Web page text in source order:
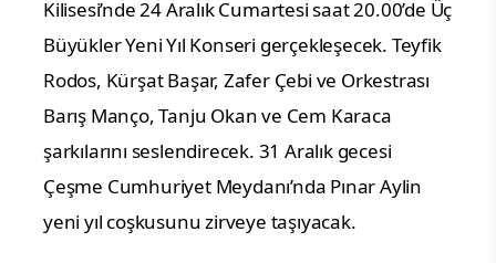
Kilisesi’nde 24 Aralık Cumartesi saat 20.00’de Üç
Büyükler Yeni Yıl Konseri gerçekleşecek. Teyfik
Rodos, Kürşat Başar, Zafer Çebi ve Orkestrası
Barış Manço, Tanju Okan ve Cem Karaca
şarkılarını seslendirecek. 31 Aralık gecesi
Çeşme Cumhuriyet Meydanı’nda Pınar Aylin
yeni yıl coşkusunu zirveye taşıyacak.